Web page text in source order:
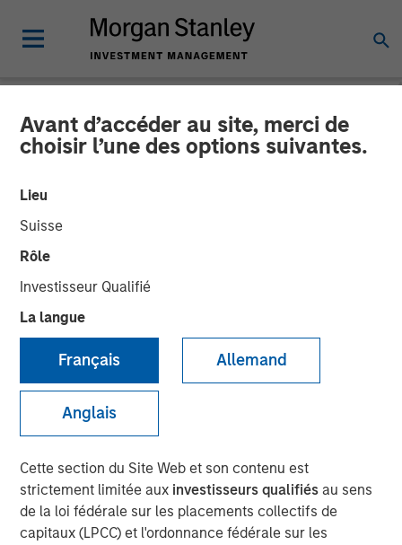
Avant d’accéder au site, merci de
choisir l’une des options suivantes.
Lieu
Suisse
Rôle
Investisseur Qualifié
La langue
Français Allemand
Anglais
Cette section du Site Web et son contenu est
strictement limitée aux investisseurs qualifiésau sens
de la loi fédérale sur les placements collectifs de
capitaux (LPCC) et l'ordonnance fédérale sur les
TALES FROM THE EMERGING WORLD INSIGHTS
Video: China's DeepSeek
Moment
Play